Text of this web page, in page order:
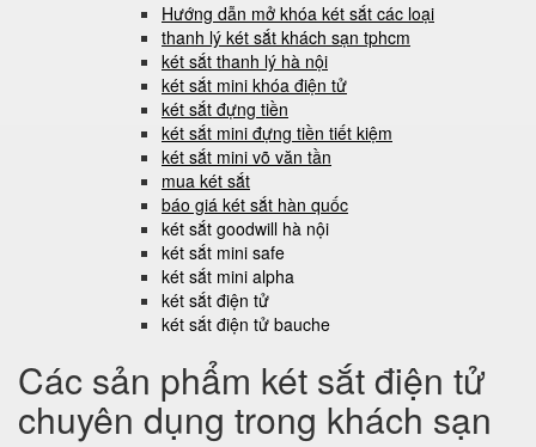
Hướng dẫn mở khóa két sắt các loại
thanh lý két sắt khách sạn tphcm
két sắt thanh lý hà nội
két sắt mini khóa điện tử
két sắt đựng tiền
két sắt mini đựng tiền tiết kiệm
két sắt mini võ văn tần
mua két sắt
báo giá két sắt hàn quốc
két sắt goodwill hà nội
két sắt mini safe
két sắt mini alpha
két sắt điện tử
két sắt điện tử bauche
Các sản phẩm két sắt điện tử
chuyên dụng trong khách sạn